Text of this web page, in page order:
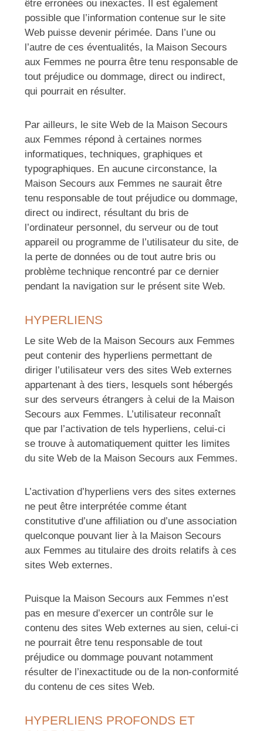
être erronées ou inexactes. Il est également
possible que l’information contenue sur le site
Web puisse devenir périmée. Dans l’une ou
l’autre de ces éventualités, la Maison Secours
aux Femmes ne pourra être tenu responsable de
tout préjudice ou dommage, direct ou indirect,
qui pourrait en résulter.
Par ailleurs, le site Web de la Maison Secours
aux Femmes répond à certaines normes
informatiques, techniques, graphiques et
typographiques. En aucune circonstance, la
Maison Secours aux Femmes ne saurait être
tenu responsable de tout préjudice ou dommage,
direct ou indirect, résultant du bris de
l’ordinateur personnel, du serveur ou de tout
appareil ou programme de l’utilisateur du site, de
la perte de données ou de tout autre bris ou
problème technique rencontré par ce dernier
pendant la navigation sur le présent site Web.
HYPERLIENS
Le site Web de la Maison Secours aux Femmes
peut contenir des hyperliens permettant de
diriger l’utilisateur vers des sites Web externes
appartenant à des tiers, lesquels sont hébergés
sur des serveurs étrangers à celui de la Maison
Secours aux Femmes. L’utilisateur reconnaît
que par l’activation de tels hyperliens, celui-ci
se trouve à automatiquement quitter les limites
du site Web de la Maison Secours aux Femmes.
L’activation d’hyperliens vers des sites externes
ne peut être interprétée comme étant
constitutive d’une affiliation ou d’une association
quelconque pouvant lier à la Maison Secours
aux Femmes au titulaire des droits relatifs à ces
sites Web externes.
Puisque la Maison Secours aux Femmes n’est
pas en mesure d’exercer un contrôle sur le
contenu des sites Web externes au sien, celui-ci
ne pourrait être tenu responsable de tout
préjudice ou dommage pouvant notamment
résulter de l’inexactitude ou de la non-conformité
du contenu de ces sites Web.
HYPERLIENS PROFONDS ET